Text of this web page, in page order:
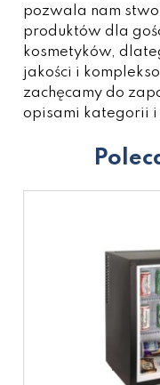
pozwala nam
produktów dla
kosmetyków,
jakości i
zachęcamy do
opisami kategorii i